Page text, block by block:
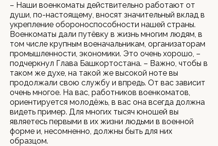
– Наши военкоматы действительно работают от
души, по-настоящему, вносят значительный вклад в
укрепление обороноспособности нашей страны.
Военкоматы дали путёвку в жизнь многим людям, в
том числе крупным военачальникам, организаторам
промышленности, экономики. Это очень хорошо, –
подчеркнул Глава Башкортостана. – Важно, чтобы в
таком же духе, на такой же высокой ноте вы
продолжали свою службу и впредь. От вас зависит
очень многое. На вас, работников военкоматов,
ориентируется молодёжь, в вас она всегда должна
видеть пример. Для многих тысяч юношей вы
являетесь первыми в их жизни людьми в военной
форме и, несомненно, должны быть для них
образцом.